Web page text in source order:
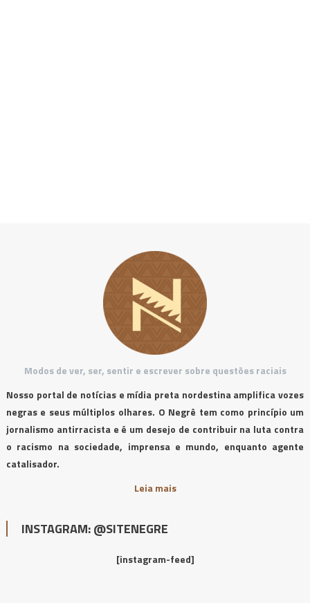
Modos de ver, ser, sentir e escrever sobre questões raciais
Nosso portal de notícias e mídia preta nordestina amplifica vozes
negras e seus múltiplos olhares. O Negrê tem como princípio um
jornalismo antirracista e é um desejo de contribuir na luta contra
o racismo na sociedade, imprensa e mundo, enquanto agente
catalisador.
Leia mais
INSTAGRAM: @SITENEGRE
[instagram-feed]